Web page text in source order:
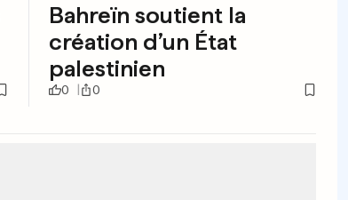
Bahreïn soutient la
création d’un État
palestinien
0 0